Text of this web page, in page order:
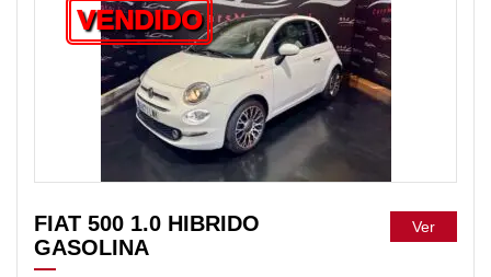
VENDIDO
FIAT 500 1.0 HIBRIDO
GASOLINA
Ver